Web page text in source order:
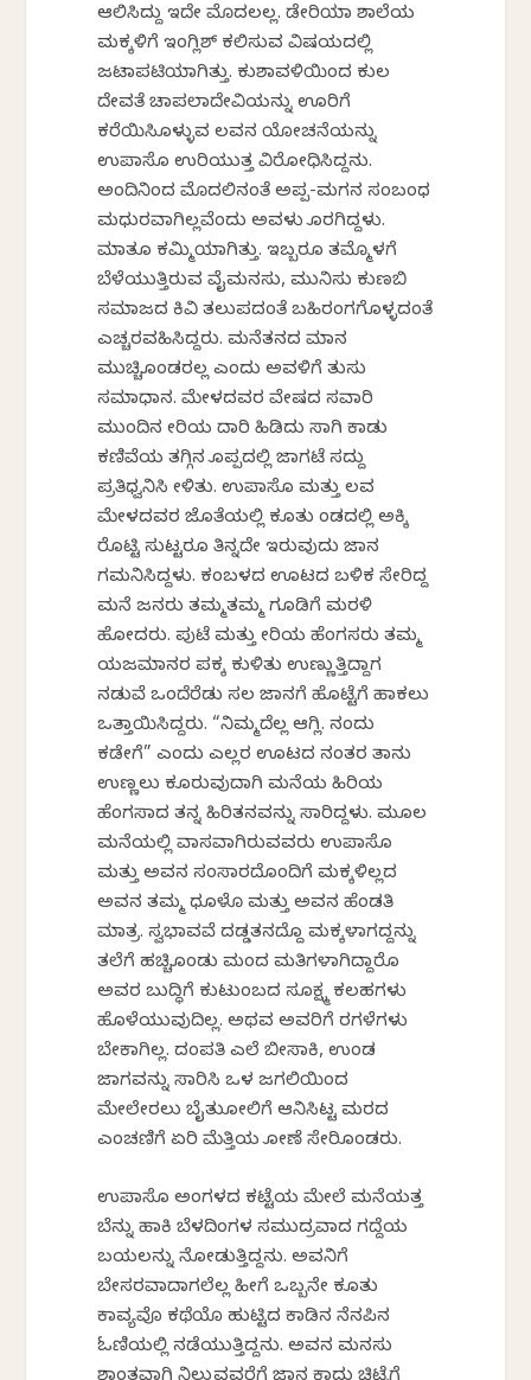
ಆಲಿಸಿದ್ದು ಇದೇ ಮೊದಲಲ್ಲ. ಡೇರಿಯಾ ಶಾಲೆಯ
ಮಕ್ಕಳಿಗೆ ಇಂಗ್ಲಿಶ್ ಕಲಿಸುವ ವಿಷಯದಲ್ಲಿ
ಜಟಾಪಟಿಯಾಗಿತ್ತು. ಕುಶಾವಳಿಯಿಂದ ಕುಲ
ದೇವತೆ ಚಾಪಲಾದೇವಿಯನ್ನು ಊರಿಗೆ
ಕರೆಯಿಸಿಕೊಳ್ಳುವ ಲವನ ಯೋಚನೆಯನ್ನು
ಉಪಾಸೊ ಉರಿಯುತ್ತ ವಿರೋಧಿಸಿದ್ದನು.
ಅಂದಿನಿಂದ ಮೊದಲಿನಂತೆ ಅಪ್ಪ-ಮಗನ ಸಂಬಂಧ
ಮಧುರವಾಗಿಲ್ಲವೆಂದು ಅವಳು ಕೊರಗಿದ್ದಳು.
ಮಾತೂ ಕಮ್ಮಿಯಾಗಿತ್ತು. ಇಬ್ಬರೂ ತಮ್ಮೊಳಗೆ
ಬೆಳೆಯುತ್ತಿರುವ ವೈಮನಸು, ಮುನಿಸು ಕುಣಬಿ
ಸಮಾಜದ ಕಿವಿ ತಲುಪದಂತೆ ಬಹಿರಂಗಗೊಳ್ಳದಂತೆ
ಎಚ್ಚರವಹಿಸಿದ್ದರು. ಮನೆತನದ ಮಾನ
ಮುಚ್ಚಿಕೊಂಡರಲ್ಲ ಎಂದು ಅವಳಿಗೆ ತುಸು
ಸಮಾಧಾನ. ಮೇಳದವರ ವೇಷದ ಸವಾರಿ
ಮುಂದಿನ ಕೇರಿಯ ದಾರಿ ಹಿಡಿದು ಸಾಗಿ ಕಾಡು
ಕಣಿವೆಯ ತಗ್ಗಿನ ಕೊಪ್ಪದಲ್ಲಿ ಜಾಗಟೆ ಸದ್ದು
ಪ್ರತಿಧ್ವನಿಸಿ ಕೇಳಿತು. ಉಪಾಸೊ ಮತ್ತು ಲವ
ಮೇಳದವರ ಜೊತೆಯಲ್ಲಿ ಕೂತು ಕೆಂಡದಲ್ಲಿ ಅಕ್ಕಿ
ರೊಟ್ಟಿ ಸುಟ್ಟರೂ ತಿನ್ನದೇ ಇರುವುದು ಜಾನಕೆ
ಗಮನಿಸಿದ್ದಳು. ಕಂಬಳದ ಊಟದ ಬಳಿಕ ಸೇರಿದ್ದ
ಮನೆ ಜನರು ತಮ್ಮತಮ್ಮ ಗೂಡಿಗೆ ಮರಳಿ
ಹೋದರು. ಪುಟೆ ಮತ್ತು ಕೇರಿಯ ಹೆಂಗಸರು ತಮ್ಮ
ಯಜಮಾನರ ಪಕ್ಕ ಕುಳಿತು ಉಣ್ಣುತ್ತಿದ್ದಾಗ
ನಡುವೆ ಒಂದೆರೆಡು ಸಲ ಜಾನಕೆಗೆ ಹೊಟ್ಟೆಗೆ ಹಾಕಲು
ಒತ್ತಾಯಿಸಿದ್ದರು. “ನಿಮ್ಮದೆಲ್ಲ ಆಗ್ಲಿ. ನಂದು
ಕಡೇಗೆ” ಎಂದು ಎಲ್ಲರ ಊಟದ ನಂತರ ತಾನು
ಉಣ್ಣಲು ಕೂರುವುದಾಗಿ ಮನೆಯ ಹಿರಿಯ
ಹೆಂಗಸಾದ ತನ್ನ ಹಿರಿತನವನ್ನು ಸಾರಿದ್ದಳು. ಮೂಲ
ಮನೆಯಲ್ಲಿ ವಾಸವಾಗಿರುವವರು ಉಪಾಸೊ
ಮತ್ತು ಅವನ ಸಂಸಾರದೊಂದಿಗೆ ಮಕ್ಕಳಿಲ್ಲದ
ಅವನ ತಮ್ಮ ಧೂಳೊ ಮತ್ತು ಅವನ ಹೆಂಡತಿ
ಮಾತ್ರ. ಸ್ವಭಾವವೆ ದಡ್ಡತನದ್ದೊ ಮಕ್ಕಳಾಗದ್ದನ್ನು
ತಲೆಗೆ ಹಚ್ಚಿಕೊಂಡು ಮಂದ ಮತಿಗಳಾಗಿದ್ದಾರೊ
ಅವರ ಬುದ್ಧಿಗೆ ಕುಟುಂಬದ ಸೂಕ್ಷ್ಮ ಕಲಹಗಳು
ಹೊಳೆಯುವುದಿಲ್ಲ. ಅಥವ ಅವರಿಗೆ ರಗಳೆಗಳು
ಬೇಕಾಗಿಲ್ಲ. ದಂಪತಿ ಎಲೆ ಬೀಸಾಕಿ, ಉಂಡ
ಜಾಗವನ್ನು ಸಾರಿಸಿ ಒಳ ಜಗಲಿಯಿಂದ
ಮೇಲೇರಲು ಬೈತುಕೋಲಿಗೆ ಆನಿಸಿಟ್ಟ ಮರದ
ಎಂಚಣಿಗೆ ಏರಿ ಮೆತ್ತಿಯ ಕೋಣೆ ಸೇರಿಕೊಂಡರು.
ಉಪಾಸೊ ಅಂಗಳದ ಕಟ್ಟೆಯ ಮೇಲೆ ಮನೆಯತ್ತ
ಬೆನ್ನು ಹಾಕಿ ಬೆಳದಿಂಗಳ ಸಮುದ್ರವಾದ ಗದ್ದೆಯ
ಬಯಲನ್ನು ನೋಡುತ್ತಿದ್ದನು. ಅವನಿಗೆ
ಬೇಸರವಾದಾಗಲೆಲ್ಲ ಹೀಗೆ ಒಬ್ಬನೇ ಕೂತು
ಕಾವ್ಯವೊ ಕಥೆಯೊ ಹುಟ್ಟಿದ ಕಾಡಿನ ನೆನಪಿನ
ಓಣಿಯಲ್ಲಿ ನಡೆಯುತ್ತಿದ್ದನು. ಅವನ ಮನಸು